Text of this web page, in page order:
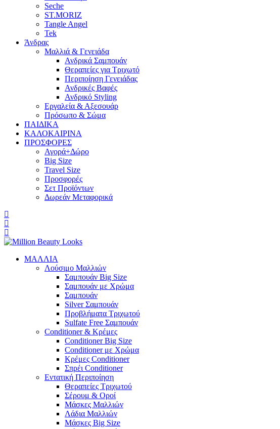
Seche
ST.MORIZ
Tangle Angel
Tek
Άνδρας
Μαλλιά & Γενειάδα
Ανδρικά Σαμπουάν
Θεραπείες για Τριχωτό
Περιποίηση Γενειάδας
Ανδρικές Βαφές
Ανδρικό Styling
Εργαλεία & Αξεσουάρ
Πρόσωπο & Σώμα
ΠΑΙΔΙΚΑ
ΚΑΛΟΚΑΙΡΙΝΑ
ΠΡΟΣΦΟΡΕΣ
Αγορά+Δώρο
Big Size
Travel Size
Προσφορές
Σετ Προϊόντων
Δωρεάν Μεταφορικά
ΜΑΛΛΙΑ
Λούσιμο Μαλλιών
Σαμπουάν Big Size
Σαμπουάν με Χρώμα
Σαμπουάν
Silver Σαμπουάν
Προβλήματα Τριχωτού
Sulfate Free Σαμπουάν
Conditioner & Κρέμες
Conditioner Big Size
Conditioner με Χρώμα
Κρέμες Conditioner
Σπρέι Conditioner
Εντατική Περιποίηση
Θεραπείες Τριχωτού
Σέρουμ & Οροί
Μάσκες Μαλλιών
Λάδια Μαλλιών
Μάσκες Big Size